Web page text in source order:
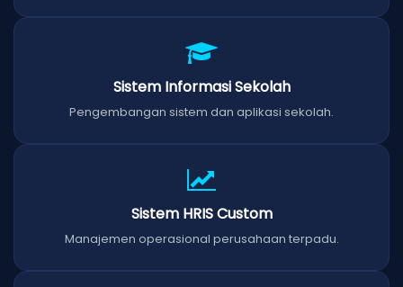
Sistem Informasi Sekolah
Pengembangan sistem dan aplikasi sekolah.
Sistem HRIS Custom
Manajemen operasional perusahaan terpadu.